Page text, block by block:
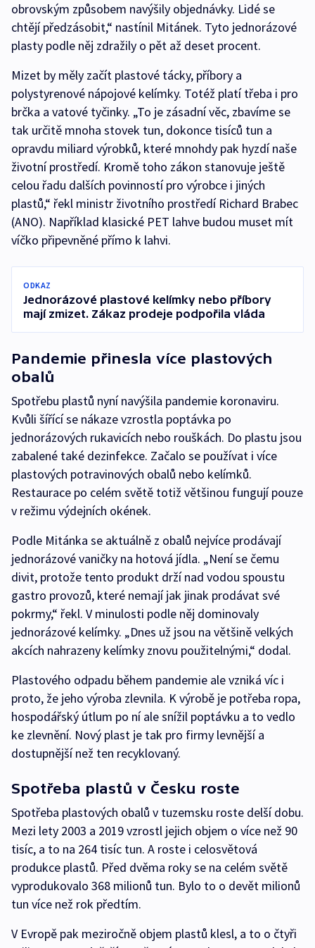
obrovským způsobem navýšily objednávky. Lidé se
chtějí předzásobit,“ nastínil Mitánek. Tyto jednorázové
plasty podle něj zdražily o pět až deset procent.
Mizet by měly začít plastové tácky, příbory a
polystyrenové nápojové kelímky. Totéž platí třeba i pro
brčka a vatové tyčinky. „To je zásadní věc, zbavíme se
tak určitě mnoha stovek tun, dokonce tisíců tun a
opravdu miliard výrobků, které mnohdy pak hyzdí naše
životní prostředí. Kromě toho zákon stanovuje ještě
celou řadu dalších povinností pro výrobce i jiných
plastů,“ řekl ministr životního prostředí Richard Brabec
(ANO). Například klasické PET lahve budou muset mít
víčko připevněné přímo k lahvi.
ODKAZ
Jednorázové plastové kelímky nebo příbory
mají zmizet. Zákaz prodeje podpořila vláda
Pandemie přinesla více plastových
obalů
Spotřebu plastů nyní navýšila pandemie koronaviru.
Kvůli šířící se nákaze vzrostla poptávka po
jednorázových rukavicích nebo rouškách. Do plastu jsou
zabalené také dezinfekce. Začalo se používat i více
plastových potravinových obalů nebo kelímků.
Restaurace po celém světě totiž většinou fungují pouze
v režimu výdejních okének.
Podle Mitánka se aktuálně z obalů nejvíce prodávají
jednorázové vaničky na hotová jídla. „Není se čemu
divit, protože tento produkt drží nad vodou spoustu
gastro provozů, které nemají jak jinak prodávat své
pokrmy,“ řekl. V minulosti podle něj dominovaly
jednorázové kelímky. „Dnes už jsou na většině velkých
akcích nahrazeny kelímky znovu použitelnými,“ dodal.
Plastového odpadu během pandemie ale vzniká víc i
proto, že jeho výroba zlevnila. K výrobě je potřeba ropa,
hospodářský útlum po ní ale snížil poptávku a to vedlo
ke zlevnění. Nový plast je tak pro firmy levnější a
dostupnější než ten recyklovaný.
Spotřeba plastů v Česku roste
Spotřeba plastových obalů v tuzemsku roste delší dobu.
Mezi lety 2003 a 2019 vzrostl jejich objem o více než 90
tisíc, a to na 264 tisíc tun. A roste i celosvětová
produkce plastů. Před dvěma roky se na celém světě
vyprodukovalo 368 milionů tun. Bylo to o devět milionů
tun více než rok předtím.
V Evropě pak meziročně objem plastů klesl, a to o čtyři